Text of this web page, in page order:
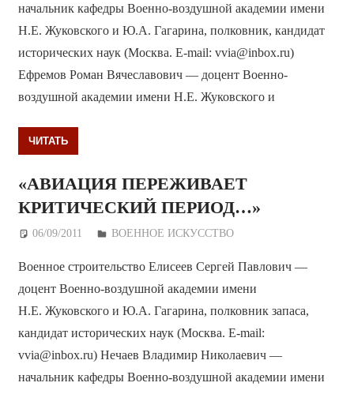
начальник кафедры Военно-воздушной академии имени
Н.Е. Жуковского и Ю.А. Гагарина, полковник, кандидат
исторических наук (Москва. E-mail: vvia@inbox.ru)
Ефремов Роман Вячеславович — доцент Военно-
воздушной академии имени Н.Е. Жуковского и
ЧИТАТЬ
«АВИАЦИЯ ПЕРЕЖИВАЕТ
КРИТИЧЕСКИЙ ПЕРИОД…»
06/09/2011 Дежурный по Редакции
ВОЕННОЕ ИСКУССТВО
Военное строительство Елисеев Сергей Павлович —
доцент Военно-воздушной академии имени
Н.Е. Жуковского и Ю.А. Гагарина, полковник запаса,
кандидат исторических наук (Москва. E-mail:
vvia@inbox.ru) Нечаев Владимир Николаевич —
начальник кафедры Военно-воздушной академии имени